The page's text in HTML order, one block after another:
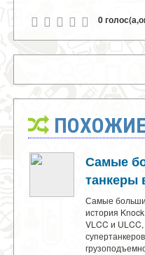
0
Самые
танкеры
Самые
история
VLCC и ULCC,